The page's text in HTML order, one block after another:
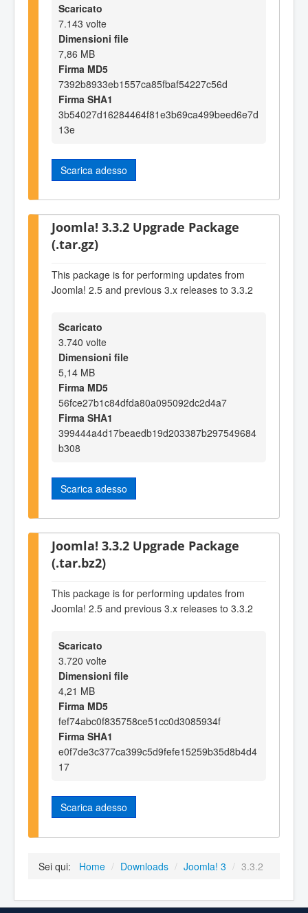
Scaricato
7.143 volte
Dimensioni file
7,86 MB
Firma MD5
7392b8933eb1557ca85fbaf54227c56d
Firma SHA1
3b54027d16284464f81e3b69ca499beed6e7d
13e
Scarica adesso
Joomla! 3.3.2 Upgrade Package
(.tar.gz)
This package is for performing updates from
Joomla! 2.5 and previous 3.x releases to 3.3.2
Scaricato
3.740 volte
Dimensioni file
5,14 MB
Firma MD5
56fce27b1c84dfda80a095092dc2d4a7
Firma SHA1
399444a4d17beaedb19d203387b297549684
b308
Scarica adesso
Joomla! 3.3.2 Upgrade Package
(.tar.bz2)
This package is for performing updates from
Joomla! 2.5 and previous 3.x releases to 3.3.2
Scaricato
3.720 volte
Dimensioni file
4,21 MB
Firma MD5
fef74abc0f835758ce51cc0d3085934f
Firma SHA1
e0f7de3c377ca399c5d9fefe15259b35d8b4d4
17
Scarica adesso
Sei qui: Home / Downloads / Joomla! 3 / 3.3.2